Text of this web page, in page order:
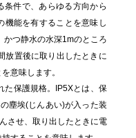
条件で、あらゆる方向から
機能を有することを意味し
かつ静水の水深1mのところ
放置後に取り出したときに
意味します。
た保護規格。IP5Xとは、保
塵埃(じんあい)が入った装
させ、取り出したときに電